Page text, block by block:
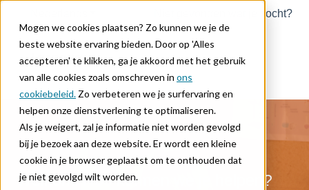
Mogen we cookies plaatsen? Zo kunnen we je de
beste website ervaring bieden. Door op 'Alles
accepteren' te klikken, ga je akkoord met het gebruik
van alle cookies zoals omschreven in ons
cookiebeleid. Zo verbeteren we je surfervaring en
helpen onze dienstverlening te optimaliseren.
Als je weigert, zal je informatie niet worden gevolgd
bij je bezoek aan deze website. Er wordt een kleine
cookie in je browser geplaatst om te onthouden dat
je niet gevolgd wilt worden.
Niet gevonden wat je zocht?
Welkom. Hoe kunnen we je helpen?